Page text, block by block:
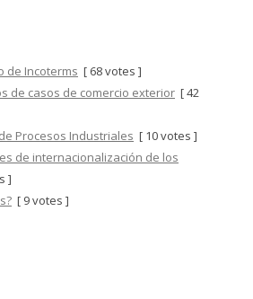
de Incoterms [ 68 votes ]
de casos de comercio exterior [ 42
Procesos Industriales [ 10 votes ]
de internacionalización de los
]
[ 9 votes ]